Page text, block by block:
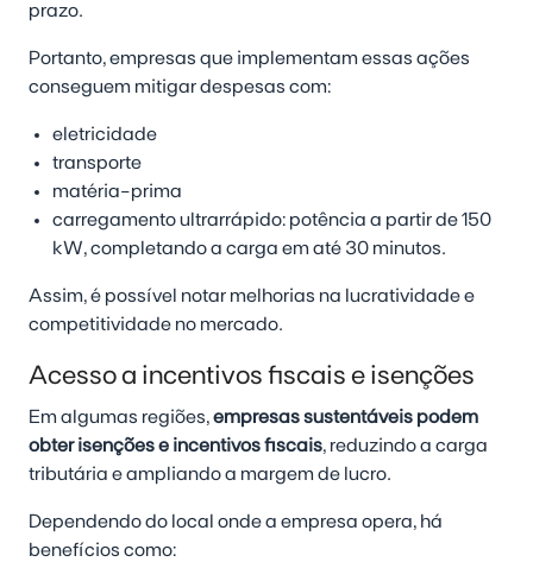
prazo.
Portanto, empresas que implementam essas ações
conseguem mitigar despesas com:
eletricidade
transporte
matéria-prima
carregamento ultrarrápido: potência a partir de 150
kW, completando a carga em até 30 minutos.
Assim, é possível notar melhorias na lucratividade e
competitividade no mercado.
Acesso a incentivos fiscais e isenções
Em algumas regiões,empresas sustentáveis podem
obter isenções e incentivos fiscais, reduzindo a carga
tributária e ampliando a margem de lucro.
Dependendo do local onde a empresa opera, há
benefícios como: